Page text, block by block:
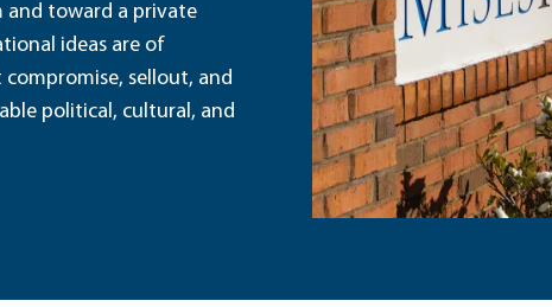
and toward a private
ideas are of
sellout, and
political, cultural, and